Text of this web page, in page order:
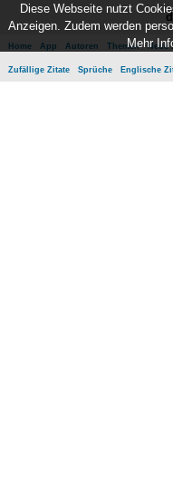
Home App Autoren Themen Neue
Zufällige Zitate Sprüche Englische
Diese Webseite nutzt
Anzeigen. Zudem werden
Mehr